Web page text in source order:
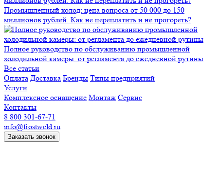
Промышленный холод: цена вопроса от 50 000 до 150
миллионов рублей. Как не переплатить и не прогореть?
Полное руководство по обслуживанию промышленной
холодильной камеры: от регламента до ежедневной рутины
Все статьи
Оплата Доставка Бренды Типы предприятий
Услуги
Комплексное оснащение Монтаж Сервис
Контакты
8 800 301-67-71
info@frostweld.ru
Заказать звонок